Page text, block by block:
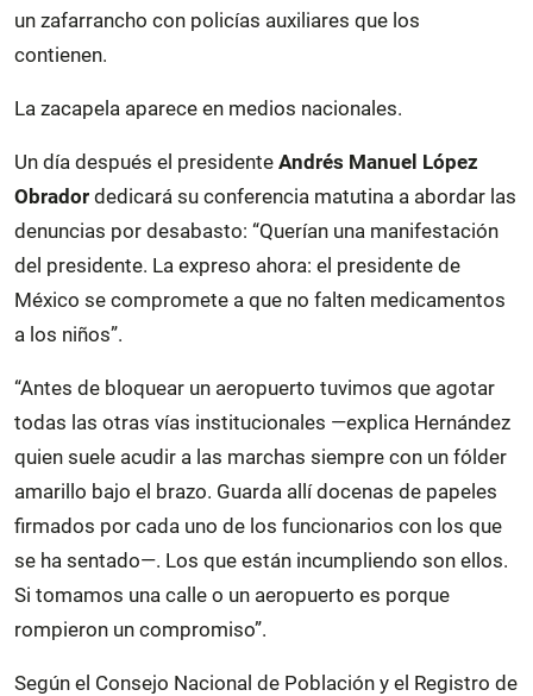
un zafarrancho con policías auxiliares que los
contienen.
La zacapela aparece en medios nacionales.
Un día después el presidente Andrés Manuel López
Obrador dedicará su conferencia matutina a abordar las
denuncias por desabasto: “Querían una manifestación
del presidente. La expreso ahora: el presidente de
México se compromete a que no falten medicamentos
a los niños”.
“Antes de bloquear un aeropuerto tuvimos que agotar
todas las otras vías institucionales —explica Hernández
quien suele acudir a las marchas siempre con un fólder
amarillo bajo el brazo. Guarda allí docenas de papeles
firmados por cada uno de los funcionarios con los que
se ha sentado—. Los que están incumpliendo son ellos.
Si tomamos una calle o un aeropuerto es porque
rompieron un compromiso”.
Según el Consejo Nacional de Población y el Registro de